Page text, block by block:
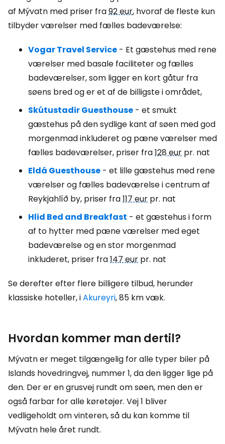
af Mývatn med priser fra92 eur, hvoraf de fleste kun
tilbyder værelser med fælles badeværelse:
Vogar Travel Service - Et gæstehus med rene
værelser med basale faciliteter og fælles
badeværelser, som ligger en kort gåtur fra
søens bred og er et af de billigste i området,
Skútustadir Guesthouse - et smukt
gæstehus på den sydlige kant af søen med god
morgenmad inkluderet og pæne værelser med
fælles badeværelser, priser fra128 eur pr. nat
Eldá Guesthouse - et lille gæstehus med rene
værelser og fælles badeværelse i centrum af
Reykjahlíð by, priser fra117 eur pr. nat
Hlid Bed and Breakfast - et gæstehus i form
af to hytter med pæne værelser med eget
badeværelse og en stor morgenmad
inkluderet, priser fra147 eur pr. nat
Se derefter efter flere billigere tilbud, herunder
klassiske hoteller, iAkureyri, 85 km væk.
Hvordan kommer man dertil?
Mývatn er meget tilgængelig for alle typer biler på
Islands hovedringvej, nummer 1, da den ligger lige på
den. Der er en grusvej rundt om søen, men den er
også farbar for alle køretøjer. Vej 1 bliver
vedligeholdt om vinteren, så du kan komme til
Mývatn hele året rundt.